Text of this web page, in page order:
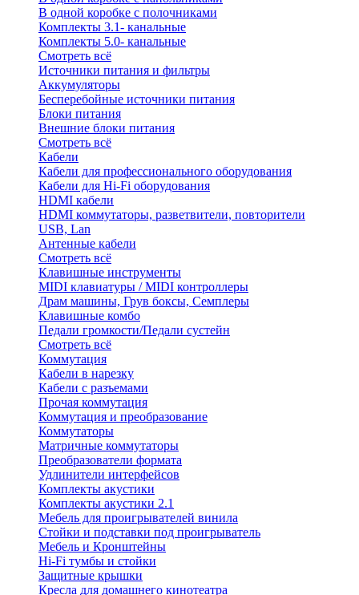
В одной коробке с полочниками
Комплекты 3.1- канальные
Комплекты 5.0- канальные
Смотреть всё
Источники питания и фильтры
Аккумуляторы
Бесперебойные источники питания
Блоки питания
Внешние блоки питания
Смотреть всё
Кабели
Кабели для профессионального оборудования
Кабели для Hi-Fi оборудования
HDMI кабели
HDMI коммутаторы, разветвители, повторители
USB, Lan
Антенные кабели
Смотреть всё
Клавишные инструменты
MIDI клавиатуры / MIDI контроллеры
Драм машины, Грув боксы, Семплеры
Клавишные комбо
Педали громкости/Педали сустейн
Смотреть всё
Коммутация
Кабели в нарезку
Кабели с разъемами
Прочая коммутация
Коммутация и преобразование
Коммутаторы
Матричные коммутаторы
Преобразователи формата
Удлинители интерфейсов
Комплекты акустики
Комплекты акустики 2.1
Мебель для проигрывателей винила
Стойки и подставки под проигрыватель
Мебель и Кронштейны
Hi-Fi тумбы и стойки
Защитные крышки
Кресла для домашнего кинотеатра